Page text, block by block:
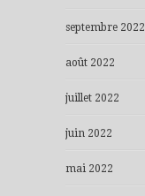
septembre 2022
août 2022
juillet 2022
juin 2022
mai 2022